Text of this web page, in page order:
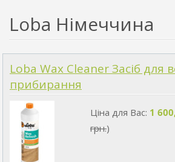
Loba Німеччина
Loba Wax Cleaner Засіб для
прибирання
Ціна для Вас: 1
грн.)